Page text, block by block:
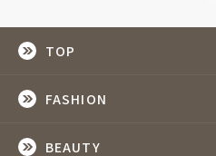
TOP
FASHION
BEAUTY